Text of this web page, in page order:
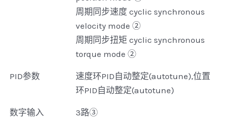
周期同步速度 cyclic synchronous
velocity mode ②
周期同步扭矩 cyclic synchronous
torque mode ②
PID参数
速度环PID自动整定(autotune),位置
环PID自动整定(autotune)
数字输入 3路③